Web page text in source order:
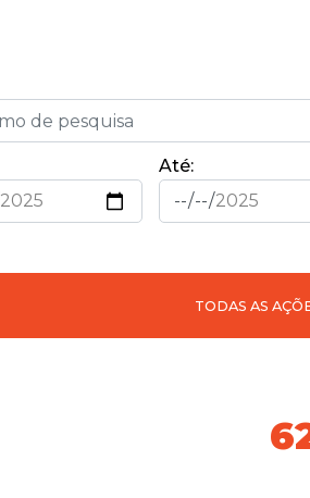
Até:
TODAS AS